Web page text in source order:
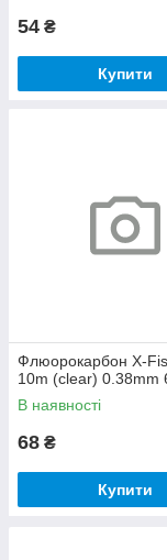
54 ₴
Купити
Флюорокарбон X-
10m (clear) 0.38mm
В наявності
68 ₴
Купити